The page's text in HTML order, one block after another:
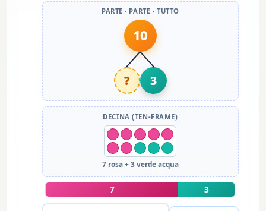
PARTE · PARTE · TUTTO
10
? 3
DECINA (TEN-FRAME)
7 rosa + 3 verde acqua
7 3